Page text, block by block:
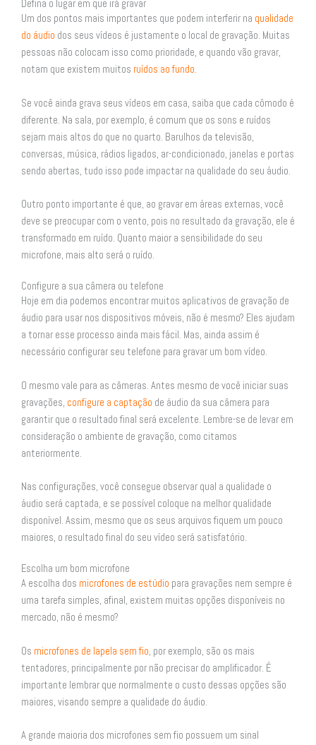
Defina o lugar em que irá gravar
Um dos pontos mais importantes que podem interferir na qualidade
do áudio dos seus vídeos é justamente o local de gravação. Muitas
pessoas não colocam isso como prioridade, e quando vão gravar,
notam que existem muitos ruídos ao fundo.
Se você ainda grava seus vídeos em casa, saiba que cada cômodo é
diferente. Na sala, por exemplo, é comum que os sons e ruídos
sejam mais altos do que no quarto. Barulhos da televisão,
conversas, música, rádios ligados, ar-condicionado, janelas e portas
sendo abertas, tudo isso pode impactar na qualidade do seu áudio.
Outro ponto importante é que, ao gravar em áreas externas, você
deve se preocupar com o vento, pois no resultado da gravação, ele é
transformado em ruído. Quanto maior a sensibilidade do seu
microfone, mais alto será o ruído.
Configure a sua câmera ou telefone
Hoje em dia podemos encontrar muitos aplicativos de gravação de
áudio para usar nos dispositivos móveis, não é mesmo? Eles ajudam
a tornar esse processo ainda mais fácil. Mas, ainda assim é
necessário configurar seu telefone para gravar um bom vídeo.
O mesmo vale para as câmeras. Antes mesmo de você iniciar suas
gravações, configure a captação de áudio da sua câmera para
garantir que o resultado final será excelente. Lembre-se de levar em
consideração o ambiente de gravação, como citamos
anteriormente.
Nas configurações, você consegue observar qual a qualidade o
áudio será captada, e se possível coloque na melhor qualidade
disponível. Assim, mesmo que os seus arquivos fiquem um pouco
maiores, o resultado final do seu vídeo será satisfatório.
Escolha um bom microfone
A escolha dos microfones de estúdio para gravações nem sempre é
uma tarefa simples, afinal, existem muitas opções disponíveis no
mercado, não é mesmo?
Os microfones de lapela sem fio, por exemplo, são os mais
tentadores, principalmente por não precisar do amplificador. É
importante lembrar que normalmente o custo dessas opções são
maiores, visando sempre a qualidade do áudio.
A grande maioria dos microfones sem fio possuem um sinal